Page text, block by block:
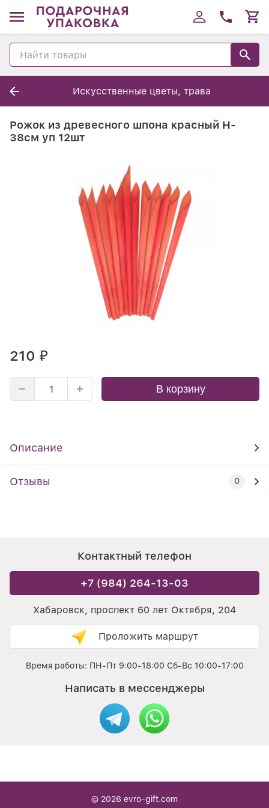
Искусственные цветы, трава
Рожок из древесного шпона красный H-
38см уп 12шт
210 ₽
В корзину
Описание
Отзывы 0
Контактный телефон
+7 (984) 264-13-03
Хабаровск, проспект 60 лет Октября, 204
Проложить маршрут
Время работы: ПН-Пт 9:00-18:00 Сб-Вс 10:00-17:00
Написать в мессенджеры
© 2026 evro-gift.com